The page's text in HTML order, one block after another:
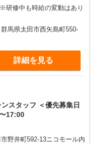
研修中も時給の変動はあり
馬県太田市西矢島町550-
詳細を見る
スタッフ ＜優先募集日
17:00
野井町592-13ニコモール内